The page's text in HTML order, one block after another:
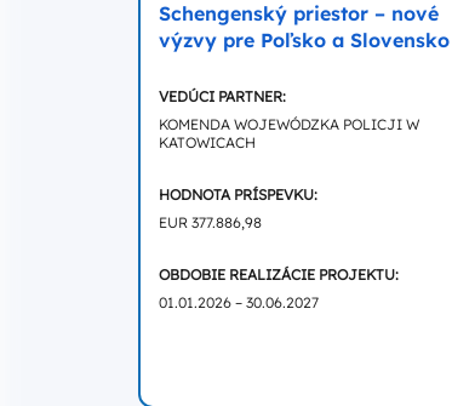
Schengenský priestor – nové
výzvy pre Poľsko a Slovensko
VEDÚCI PARTNER:
KOMENDA WOJEWÓDZKA POLICJI W
KATOWICACH
HODNOTA PRÍSPEVKU:
EUR 377.886,98
OBDOBIE REALIZÁCIE PROJEKTU:
01.01.2026 – 30.06.2027